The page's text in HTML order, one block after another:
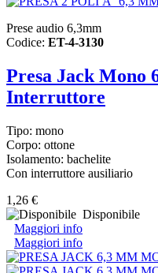
Prese audio 6,3mm
Codice: ET-4-3130
Presa Jack Mono
Interruttore
Tipo: mono
Corpo: ottone
Isolamento: bachelite
Con interruttore ausiliario
1,26 €
Disponibile
Maggiori info
Maggiori info